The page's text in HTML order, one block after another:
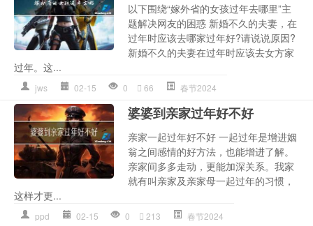
以下围绕“嫁外省的女孩过年去哪里”主
题解决网友的困惑 新婚不久的夫妻，在
过年时应该去哪家过年好?请说说原因?
新婚不久的夫妻在过年时应该去女方家
过年。这...
jws 02-15 0 66 春节2024
婆婆到亲家过年好不好
亲家一起过年好不好 一起过年是增进姻
翁之间感情的好方法，也能增进了解。
亲家间多多走动，更能加深关系。我家
就有叫亲家及亲家母一起过年的习惯，
这样才更...
ppd 02-15 0 213 春节2024